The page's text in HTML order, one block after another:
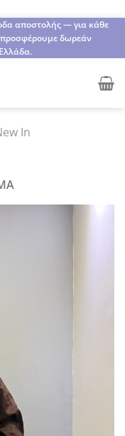
αποστολής — για κάθε
δωρεάν
In